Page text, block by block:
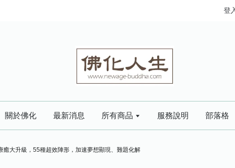
登
關於佛化 最新消息 所有商品 服務說明 部落格
癒大升級，55種超效陣形，加速夢想顯現、難題化解